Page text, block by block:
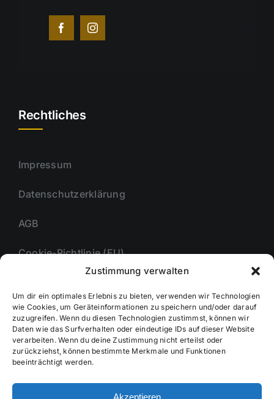
Zustimmung verwalten
Um dir ein optimales Erlebnis zu bieten, verwenden wir Technologien
wie Cookies, um Geräteinformationen zu speichern und/oder darauf
zuzugreifen. Wenn du diesen Technologien zustimmst, können wir
Daten wie das Surfverhalten oder eindeutige IDs auf dieser Website
verarbeiten. Wenn du deine Zustimmung nicht erteilst oder
zurückziehst, können bestimmte Merkmale und Funktionen
beeinträchtigt werden.
Akzeptieren
Rechtliches
Impressum
Datenschutzerklärung
AGB
Cookie-Richtlinie (EU)
Unternehmmen
Kontakt